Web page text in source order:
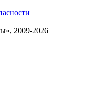
2009-2026